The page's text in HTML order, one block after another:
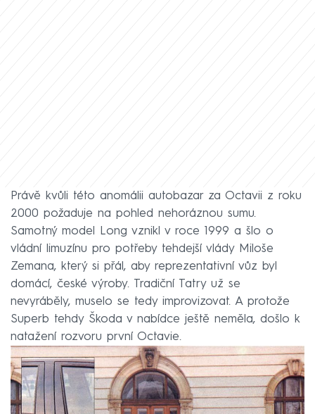
Právě kvůli této anomálii autobazar za Octavii z roku
2000 požaduje na pohled nehoráznou sumu.
Samotný model Long vznikl v roce 1999 a šlo o
vládní limuzínu pro potřeby tehdejší vlády Miloše
Zemana, který si přál, aby reprezentativní vůz byl
domácí, české výroby. Tradiční Tatry už se
nevyráběly, muselo se tedy improvizovat. A protože
Superb tehdy Škoda v nabídce ještě neměla, došlo k
natažení rozvoru první Octavie.